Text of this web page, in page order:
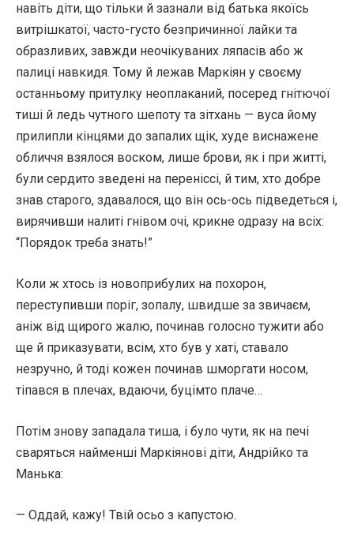
навіть діти, що тільки й зазнали від батька якоїсь
витрішкатої, часто-густо безпричинної лайки та
образливих, завжди неочікуваних ляпасів або ж
палиці навкидя. Тому й лежав Маркіян у своєму
останньому притулку неоплаканий, посеред гнітючої
тиші й ледь чутного шепоту та зітхань — вуса йому
прилипли кінцями до запалих щік, худе виснажене
обличчя взялося воском, лише брови, як і при житті,
були сердито зведені на переніссі, й тим, хто добре
знав старого, здавалося, що він ось-ось підведеться і,
вирячивши налиті гнівом очі, крикне одразу на всіх:
“Порядок треба знать!”
Коли ж хтось із новоприбулих на похорон,
переступивши поріг, зопалу, швидше за звичаєм,
аніж від щирого жалю, починав голосно тужити або
ще й приказувати, всім, хто був у хаті, ставало
незручно, й тоді кожен починав шморгати носом,
тіпався в плечах, вдаючи, буцімто плаче…
Потім знову западала тиша, і було чути, як на печі
сваряться найменші Маркіянові діти, Андрійко та
Манька:
— Оддай, кажу! Твій осьо з капустою.